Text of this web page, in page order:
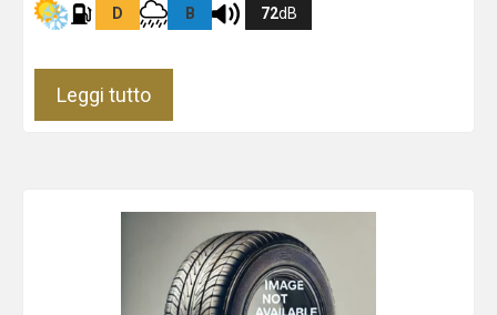
D B 72dB
Leggi tutto